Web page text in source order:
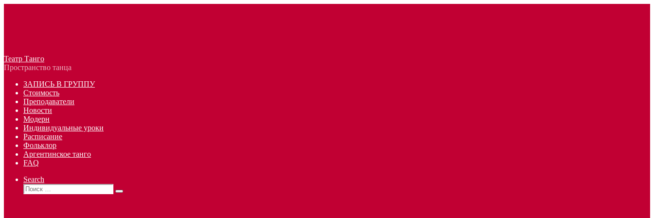
Театр Танго
Пространство танца
ЗАПИСЬ В ГРУППУ
Стоимость
Преподаватели
Новости
Модерн
Индивидуальные уроки
Расписание
Фольклор
Аргентинское танго
FAQ
Search
Поиск
Поиск